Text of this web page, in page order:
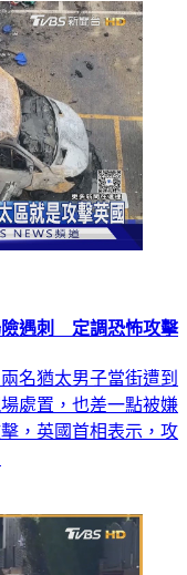
險遇刺 定調恐怖攻擊
名猶太男子當街遭到
處置，也差一點被嫌
，英國首相表示，攻